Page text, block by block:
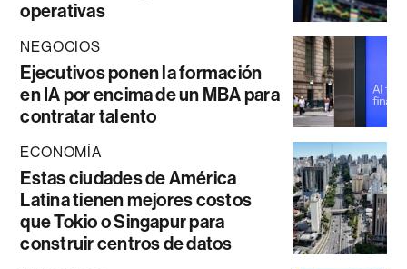
operativas
NEGOCIOS
Ejecutivos ponen la formación
en IA por encima de un MBA para
contratar talento
ECONOMÍA
Estas ciudades de América
Latina tienen mejores costos
que Tokio o Singapur para
construir centros de datos